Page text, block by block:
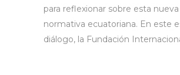
para reflexionar sobre esta nueva
normativa ecuatoriana. En este
diálogo, la Fundación